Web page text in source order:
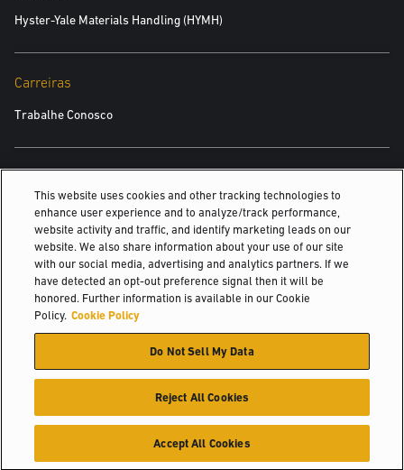
Hyster-Yale Materials Handling (HYMH)
Carreiras
Trabalhe Conosco
Fontes de energia
Empilhadeira de pneu pneumático Veracitor®
Soluções de empilhadeira para indústria madeireira
© 2026 Hyster-Yale Materials Handling, Inc., all rights reserved.
Política de privacidade Termos de utilização Política de Cookies
This website uses cookies and other tracking technologies to
enhance user experience and to analyze/track performance,
website activity and traffic, and identify marketing leads on our
website. We also share information about your use of our site
with our social media, advertising and analytics partners. If we
have detected an opt-out preference signal then it will be
honored. Further information is available in our Cookie
Policy. Cookie Policy
Do Not Sell My Data
Reject All Cookies
Accept All Cookies